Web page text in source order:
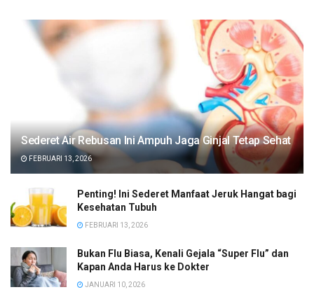
Sederet Air Rebusan Ini Ampuh Jaga Ginjal Tetap Sehat
FEBRUARI 13, 2026
Penting! Ini Sederet Manfaat Jeruk Hangat bagi
Kesehatan Tubuh
FEBRUARI 13, 2026
Bukan Flu Biasa, Kenali Gejala “Super Flu” dan
Kapan Anda Harus ke Dokter
JANUARI 10, 2026